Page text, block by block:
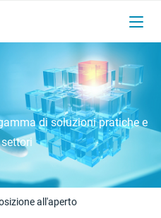
di soluzioni pratiche e
all'aperto